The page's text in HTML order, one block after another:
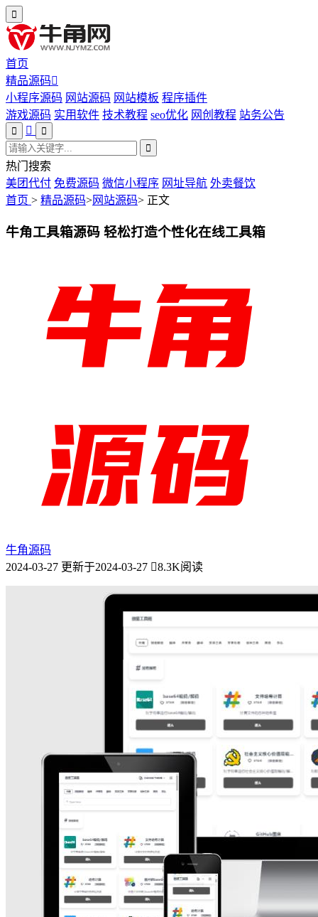
首页
精品源码
小程序源码 网站源码 网站模板 程序插件
游戏源码 实用软件 技术教程 seo优化 网创教程 站务公告
热门搜索
美团代付 免费源码 微信小程序 网址导航 外卖餐饮
首页 > 精品源码>网站源码> 正文
牛角工具箱源码 轻松打造个性化在线工具箱
牛角源码
2024-03-27 更新于2024-03-27 8.3K阅读